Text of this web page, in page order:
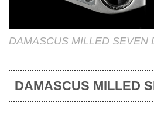
DAMASCUS MILLED SEVEN
DAMASCUS MILLED